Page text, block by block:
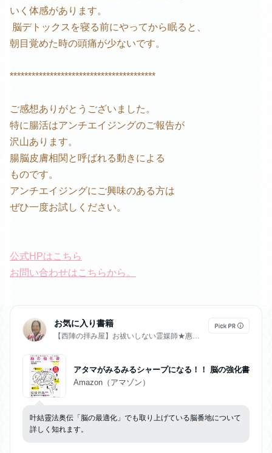
いく体感があります。
脳デトックスを寝る前にやってから眠ると、
朝目覚めた時の頭痛が少ないです。
****************************************
ご感想ありがとうございました。
特に腸活はアンチエイジングのご報告が
沢山あります。
腸脳皮膚相関と呼ばれる動きによる
ものです。
アンチエイジングにご興味のある方は
ぜひ一度お試しください。
公式HPはこちら
お問い合わせはこちらから。
お気に入り書籍
【西陣の拝み屋】お祓いしない霊媒師★惠美子（えみこ）
アタマがみるみるシャープになる！！ 脳の強化書
Amazon（アマゾン）
叶結靈法奥伝「脳の最適化」でも取り上げている脳番地について
詳しく知れます。